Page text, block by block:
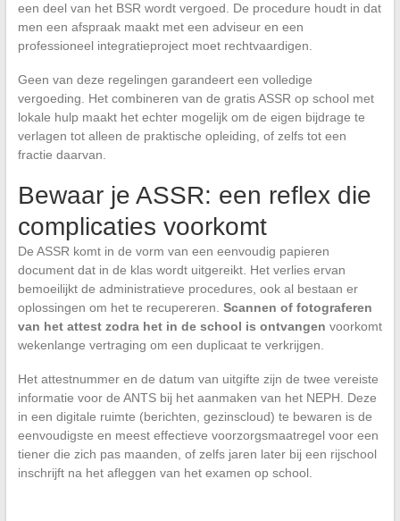
een deel van het BSR wordt vergoed. De procedure houdt in dat
men een afspraak maakt met een adviseur en een
professioneel integratieproject moet rechtvaardigen.
Geen van deze regelingen garandeert een volledige
vergoeding. Het combineren van de gratis ASSR op school met
lokale hulp maakt het echter mogelijk om de eigen bijdrage te
verlagen tot alleen de praktische opleiding, of zelfs tot een
fractie daarvan.
Bewaar je ASSR: een reflex die
complicaties voorkomt
De ASSR komt in de vorm van een eenvoudig papieren
document dat in de klas wordt uitgereikt. Het verlies ervan
bemoeilijkt de administratieve procedures, ook al bestaan er
oplossingen om het te recupereren. Scannen of fotograferen
van het attest zodra het in de school is ontvangen voorkomt
wekenlange vertraging om een duplicaat te verkrijgen.
Het attestnummer en de datum van uitgifte zijn de twee vereiste
informatie voor de ANTS bij het aanmaken van het NEPH. Deze
in een digitale ruimte (berichten, gezinscloud) te bewaren is de
eenvoudigste en meest effectieve voorzorgsmaatregel voor een
tiener die zich pas maanden, of zelfs jaren later bij een rijschool
inschrijft na het afleggen van het examen op school.